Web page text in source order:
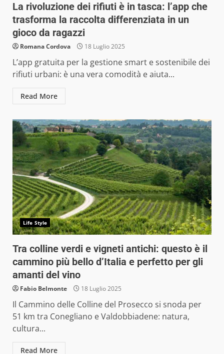
La rivoluzione dei rifiuti è in tasca: l’app che
trasforma la raccolta differenziata in un
gioco da ragazzi
Romana Cordova 18 Luglio 2025
L’app gratuita per la gestione smart e sostenibile dei
rifiuti urbani: è una vera comodità e aiuta...
Read More
Life Style
Tra colline verdi e vigneti antichi: questo è il
cammino più bello d’Italia e perfetto per gli
amanti del vino
Fabio Belmonte 18 Luglio 2025
Il Cammino delle Colline del Prosecco si snoda per
51 km tra Conegliano e Valdobbiadene: natura,
cultura...
Read More